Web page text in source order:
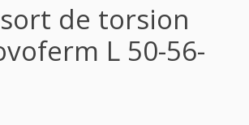
de torsion
L 50-56-